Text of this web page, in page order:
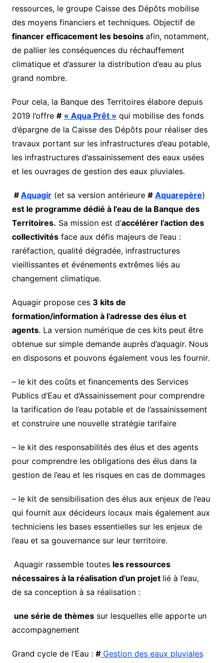
ressources, le groupe Caisse des Dépôts mobilise
des moyens financiers et techniques. Objectif de
financer efficacement les besoins afin, notamment,
de pallier les conséquences du réchauffement
climatique et d’assurer la distribution d’eau au plus
grand nombre.
Pour cela, la Banque des Territoires élabore depuis
2019 l’offre # « Aqua Prêt » qui mobilise des fonds
d’épargne de la Caisse des Dépôts pour réaliser des
travaux portant sur les infrastructures d’eau potable,
les infrastructures d’assainissement des eaux usées
et les ouvrages de gestion des eaux pluviales.
#Aquagir(et sa version antérieure # Aquarepère)
est le programme dédié à l’eau de la Banque des
Territoires. Sa mission est d’accélérer l’action des
collectivitésface aux défis majeurs de l’eau :
raréfaction, qualité dégradée, infrastructures
vieillissantes et événements extrêmes liés au
changement climatique.
Aquagir propose ces 3 kits de
formation/information à l’adresse des élus et
agents. La version numérique de ces kits peut être
obtenue sur simple demande auprès d’aquagir. Nous
en disposons et pouvons également vous les fournir.
– le kit des coûts et financements des Services
Publics d’Eau et d’Assainissement pour comprendre
la tarification de l’eau potable et de l’assainissement
et construire une nouvelle stratégie tarifaire
– le kit des responsabilités des élus et des agents
pour comprendre les obligations des élus dans la
gestion de l’eau et les risques en cas de dommages
– le kit de sensibilisation des élus aux enjeux de l’eau
qui fournit aux décideurs locaux mais également aux
techniciens les bases essentielles sur les enjeux de
l’eau et sa gouvernance sur leur territoire.
Aquagir rassemble toutes les ressources
nécessaires à la réalisation d’un projet lié à l’eau,
de sa conception à sa réalisation :
une série de thèmessur lesquelles elle apporte un
accompagnement
Grand cycle de l’Eau : #Gestion des eaux pluviales